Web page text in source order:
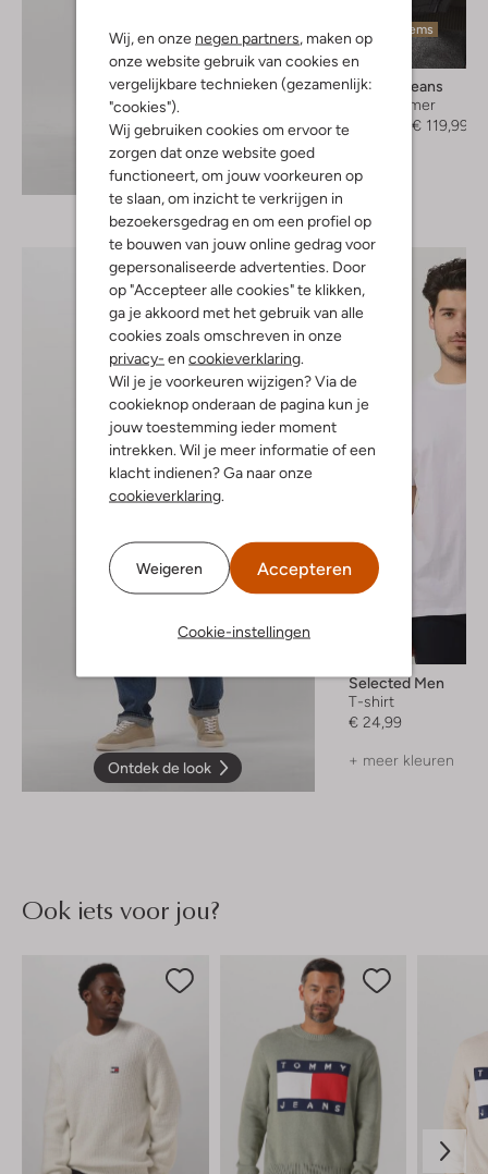
Wij, en onze negen partners, maken op
onze website gebruik van cookies en
vergelijkbare technieken (gezamenlijk:
"cookies").
Wij gebruiken cookies om ervoor te
zorgen dat onze website goed
functioneert, om jouw voorkeuren op
te slaan, om inzicht te verkrijgen in
bezoekersgedrag en om een profiel op
te bouwen van jouw online gedrag voor
gepersonaliseerde advertenties. Door
op "Accepteer alle cookies" te klikken,
ga je akkoord met het gebruik van alle
cookies zoals omschreven in onze
privacy- en cookieverklaring.
Wil je je voorkeuren wijzigen? Via de
cookieknop onderaan de pagina kun je
jouw toestemming ieder moment
intrekken. Wil je meer informatie of een
klacht indienen? Ga naar onze
cookieverklaring.
Weigeren Accepteren
Cookie-instellingen
Ontdek de look
Laatste items
Tommy Jeans
Bodywarmer
€ 199,95
€ 119,99
Ontdek de look
Selected Men
T-shirt
€ 24,99
+ meer kleuren
Ook iets voor jou?